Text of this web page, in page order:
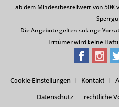
ab dem Mindestbestellwert von 50€
Die Angebote gelten solange
Irrtümer wird keine
Cookie-Einstellungen Kontakt
Datenschutz
rechtliche